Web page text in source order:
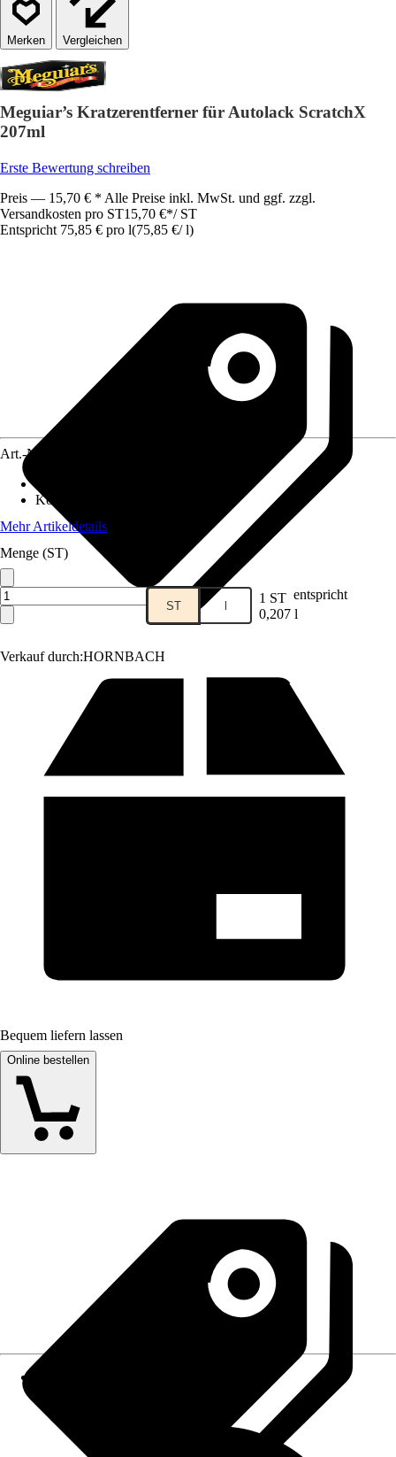
Vergleichen
Meguiar’s Kratzerentferner für Autolack ScratchX
207ml
Erste Bewertung schreiben
Preis — 15,70 € * Alle Preise inkl. MwSt. und ggf. zzgl.
Versandkosten pro ST15,70 €*/ ST
Entspricht 75,85 € pro l(75,85 €/ l)
Verkauf durch:HORNBACH
Art.-Nr.
Konzentration
Mehr Artikeldetails
Menge (ST)
ST l 1 ST entspricht
0,207 l
Bequem liefern lassen
Online bestellen